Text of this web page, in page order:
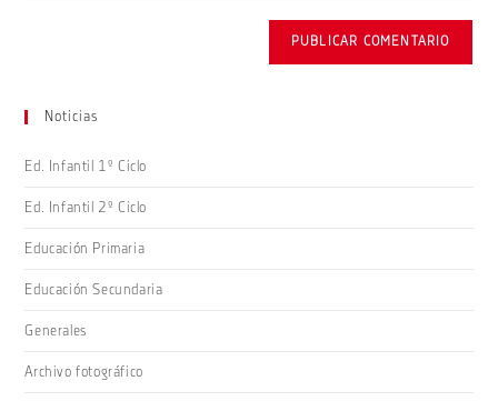
Noticias
Ed. Infantil 1º Ciclo
Ed. Infantil 2º Ciclo
Educación Primaria
Educación Secundaria
Generales
Archivo fotográfico